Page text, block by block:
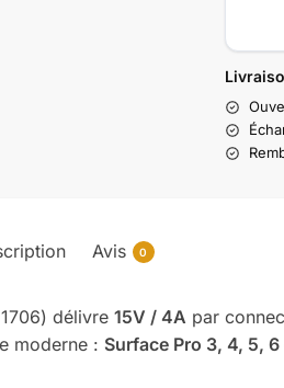
Avis 0
délivre 15V / 4A par
moderne : Surface Pro 3, 4, 5,